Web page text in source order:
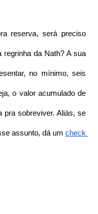
reserva, será preciso
da Nath? A sua
no mínimo, seis
o valor acumulado de
pra sobreviver. Aliás, se
assunto, dá um check